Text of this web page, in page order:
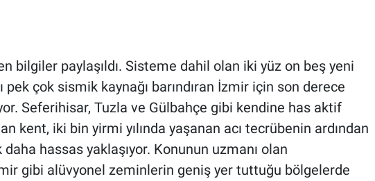
bilgiler paylaşıldı. Sisteme dahil olan iki yüz on beş yeni
pek çok sismik kaynağı barındıran İzmir için son derece
Seferihisar, Tuzla ve Gülbahçe gibi kendine has aktif
kent, iki bin yirmi yılında yaşanan acı tecrübenin ardından
hassas yaklaşıyor. Konunun uzmanı olan
gibi alüvyonel zeminlerin geniş yer tuttuğu bölgelerde